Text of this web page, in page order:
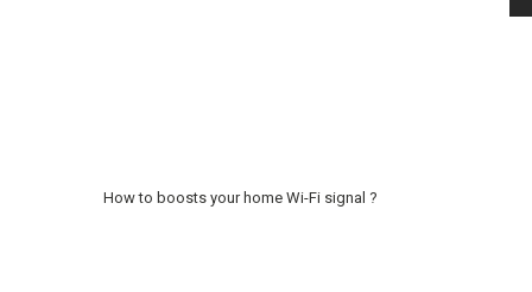
How to boosts your home Wi-Fi signal ?